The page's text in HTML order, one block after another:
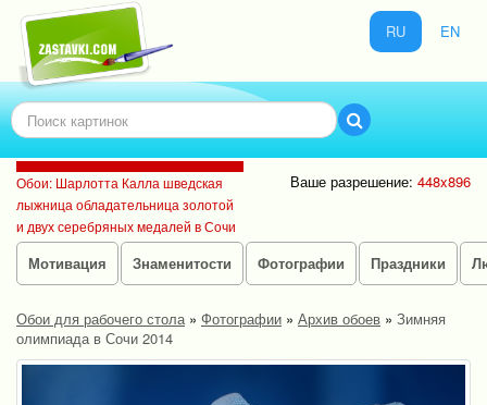
RU EN
Обои: Шарлотта Калла шведская
лыжница обладательница золотой
и двух серебряных медалей в Сочи
Ваше разрешение: 448x896
Мотивация Знаменитости Фотографии Праздники
Обои для рабочего стола» Фотографии » Архив обоев » Зимняя
олимпиада в Сочи 2014